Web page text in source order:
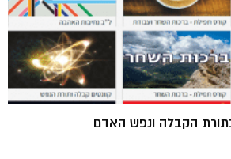
בתורת הקבלה ונפש האדם